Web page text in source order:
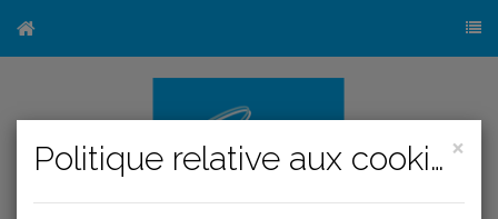
×
Politique relative aux cookies